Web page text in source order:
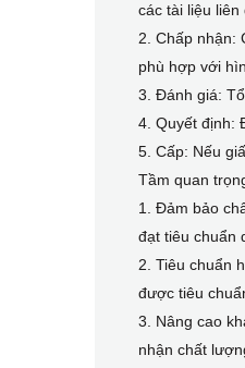
các tài liệu liên
2. Chấp nhận:
phù hợp với
3. Đánh giá:
4. Quyết định:
5. Cấp: Nếu
Tầm quan
1. Đảm bảo
đạt tiêu chuẩn
2. Tiêu chuẩn
được tiêu
3. Nâng cao
nhận chất